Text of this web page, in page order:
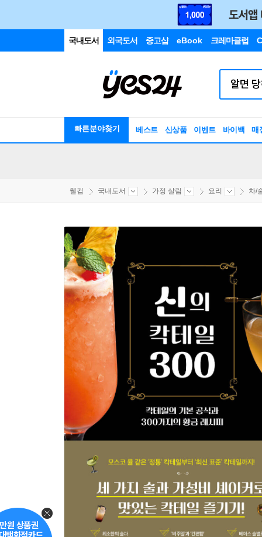
국내도서 외국도서 중고샵 eBook 크레마클럽
빠른분야찾기 베스트 신상품 이벤트 바이백 매
웰컴 국내도서 가정 살림 요리 차/